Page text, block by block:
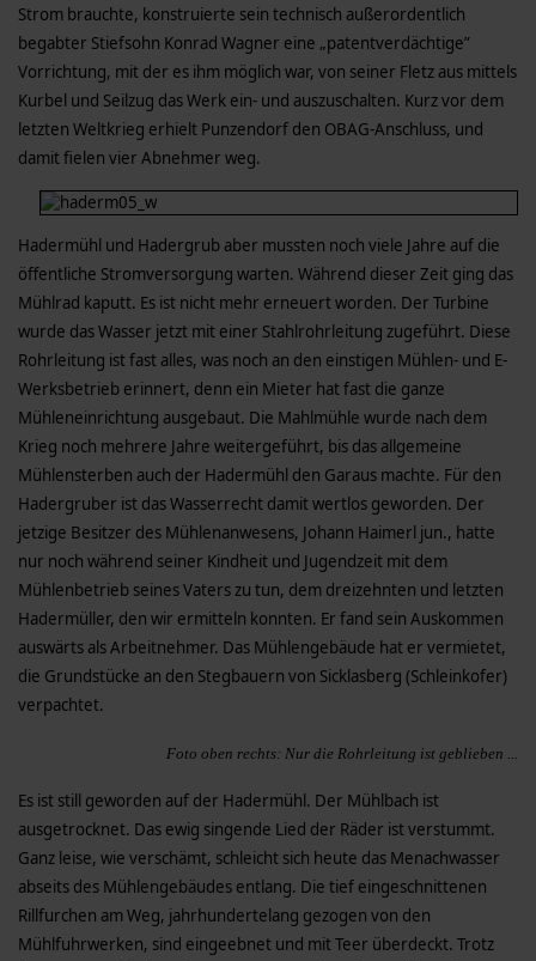
Strom brauchte, konstruierte sein technisch außerordentlich
begabter Stiefsohn Konrad Wagner eine „patentverdächtige”
Vorrichtung, mit der es ihm möglich war, von seiner Fletz aus mittels
Kurbel und Seilzug das Werk ein- und auszuschalten. Kurz vor dem
letzten Weltkrieg erhielt Punzendorf den OBAG-Anschluss, und
damit fielen vier Abnehmer weg.
Hadermühl und Hadergrub aber mussten noch viele Jahre auf die
öffentliche Stromversorgung warten. Während dieser Zeit ging das
Mühlrad kaputt. Es ist nicht mehr erneuert worden. Der Turbine
wurde das Wasser jetzt mit einer Stahlrohrleitung zugeführt. Diese
Rohrleitung ist fast alles, was noch an den einstigen Mühlen- und E-
Werksbetrieb erinnert, denn ein Mieter hat fast die ganze
Mühleneinrichtung ausgebaut. Die Mahlmühle wurde nach dem
Krieg noch mehrere Jahre weitergeführt, bis das allgemeine
Mühlensterben auch der Hadermühl den Garaus machte. Für den
Hadergruber ist das Wasserrecht damit wertlos geworden. Der
jetzige Besitzer des Mühlenanwesens, Johann Haimerl jun., hatte
nur noch während seiner Kindheit und Jugendzeit mit dem
Mühlenbetrieb seines Vaters zu tun, dem dreizehnten und letzten
Hadermüller, den wir ermitteln konnten. Er fand sein Auskommen
auswärts als Arbeitnehmer. Das Mühlengebäude hat er vermietet,
die Grundstücke an den Stegbauern von Sicklasberg (Schleinkofer)
verpachtet.
Foto oben rechts: Nur die Rohrleitung ist geblieben ...
Es ist still geworden auf der Hadermühl. Der Mühlbach ist
ausgetrocknet. Das ewig singende Lied der Räder ist verstummt.
Ganz leise, wie verschämt, schleicht sich heute das Menachwasser
abseits des Mühlengebäudes entlang. Die tief eingeschnittenen
Rillfurchen am Weg, jahrhundertelang gezogen von den
Mühlfuhrwerken, sind eingeebnet und mit Teer überdeckt. Trotz